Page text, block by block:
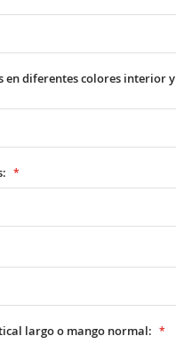
en diferentes colores interior y
largo o mango normal: